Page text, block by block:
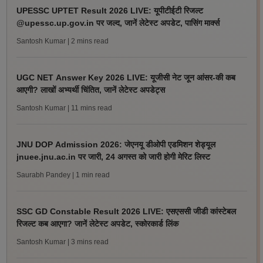
UPESSC UPTET Result 2026 LIVE: यूपीटीईटी रिजल्ट
@upessc.up.gov.in पर जल्द, जानें लेटेस्ट अपडेट, पासिंग मार्क्स
Santosh Kumar | 2 mins read
UGC NET Answer Key 2026 LIVE: यूजीसी नेट जून आंसर-की कब
आएगी? लाखों अभ्यर्थी चिंतित, जानें लेटेस्ट अपडेट्स
Santosh Kumar | 11 mins read
JNU DOP Admission 2026: जेएनयू डीओपी एडमिशन शेड्यूल
jnuee.jnu.ac.in पर जारी, 24 अगस्त को जारी होगी मेरिट लिस्ट
Saurabh Pandey | 1 min read
SSC GD Constable Result 2026 LIVE: एसएससी जीडी कांस्टेबल
रिजल्ट कब आएगा? जानें लेटेस्ट अपडेट, स्कोरकार्ड लिंक
Santosh Kumar | 3 mins read